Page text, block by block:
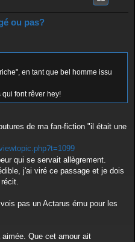
ou pas?
en tant que bel homme issu
qui font rêver hey!
de ma fan-fiction "il était une
qui se servait allègrement.
j'ai viré ce passage et je dois
pas un Actarus ému pour les
aimée. Que cet amour ait